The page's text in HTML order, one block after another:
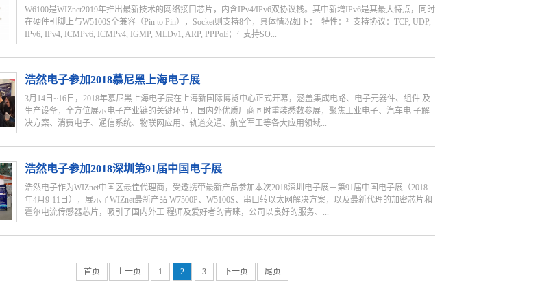
2018年在大环境不稳定国内去库存的形势下,继续取得了不俗的成绩，销量连续10年位居中国区第一名，并获得
WIZNET十年长期合作奖、2018年度最佳技术支持奖等多项荣誉。 展望2019年，我们将一如既往专心、专
注、专业为客户提供更多更好服务，为完成2019年既定的目标而努力奋斗！
W6100是WIZnet2019年推出最新技术的网络接口芯片，内含IPv4/IPv6双协议栈。其中新增IPv6是其最大特点，同时
在硬件引脚上与W5100S全兼容（Pin to Pin），Socket则支持8个，具体情况如下： 特性：² 支持协议：TCP, UDP,
IPv6, IPv4, ICMPv6, ICMPv4, IGMP, MLDv1, ARP, PPPoE；² 支持SO...
CKET-less指令：ARP，PING，ICMPv6(PING, ARP,DAD,NA,RS)指令用于IPv6自动配置和网络监控；² 支持8个物
理SOCKET同时工作，32K存储器用于RX/TX缓存；² 集成10/100M以太网PHY，支持自动握手和Auto-MDIX；²
支持高速SPI接口和并行间接总线接口；² 3.3V工作电压，IO口可承受5V耐压；² LQFP48和QFN44封装，与
W5100S Pin-Pin全兼容；² 工业级温度范围； 引脚分布： 结构框图： 芯片对比： 综上，W6100是WIZnet推出的
第一款同时支持IPv4/IPv6的全硬件以太网芯片，硬件与W5100S（PIN TO PIN）。 必须使用IPv6的场合，W6100
择（当然如果没有IPv6需求且socket的应用在4个以下的，W5100S仍然是最佳选择）。 使用W5500的需要Au...
浩然电子参加2018慕尼黑上海电子展
3月14日~16日，2018年慕尼黑上海电子展在上海新国际博览中心正式开幕，涵盖集成电路、电子元器件、组件 及
生产设备，全方位展示电子产业链的关键环节，国内外优质厂商同时重装悉数参展，聚焦工业电子、汽车电 子解
决方案、消费电子、通信系统、物联网应用、轨道交通、航空军工等各大应用领域...
，搭建专业交流平台， 使得综合性与专业性得到完美结合。 浩然电子作为WIZnet中国区最佳代理商，携带最新
产品参加本次上海慕尼黑电子展，展示了WIZnet最新产品 W7500P、W5100S、串口转以太网解决方案，以及最新
代理的加密芯片和霍尔电流传感器芯片，吸引了国内外工 程师及爱好者的青睐，公司以良好的服务、专业的技术
力量，赢得了广大客户的一致好评和信任。
浩然电子参加2018深圳第91届中国电子展
浩然电子作为WIZnet中国区最佳代理商，受邀携带最新产品参加本次2018深圳电子展－第91届中国电子展（2018
年4月9-11日），展示了WIZnet最新产品 W7500P、W5100S、串口转以太网解决方案，以及最新代理的加密芯片和
霍尔电流传感器芯片，吸引了国内外工 程师及爱好者的青睐，公司以良好的服务、...
性展会，来自电子应用行业的各企业高层管理人员、技术工程师、研发人员、采购工程师等都将CEF列为他们每年
必须参观的展会之一。CEF在他们的研发和采购计划中发挥了重要的参考和推进作用。CEF的目标行业观众包括：
首页 上一页 1 2 3 下一页 尾页